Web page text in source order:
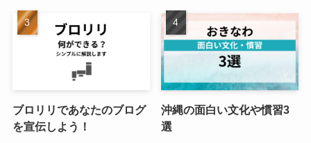
ブロリリであなたのブログ
を宣伝しよう！
沖縄の面白い文化や慣習3
選